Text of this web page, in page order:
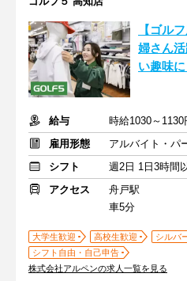
【ゴル
婦さん
い趣味
給与
時給1030～1130
雇用形態
アルバイト・パ
シフト
週2日 1日3時間
アクセス
舟戸駅
車5分
大学生歓迎 高校生歓迎 シルバ
シフト自由・自己申告
株式会社アルペンの求人一覧を見る